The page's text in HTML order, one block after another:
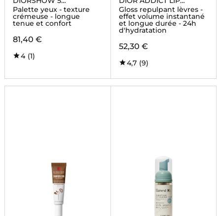
COULEURS
Palette yeux - texture
crémeuse - longue
tenue et confort
81,40 €
4 (1)
MAXIMIZER
Gloss repulpant lèvres -
effet volume instantané
et longue durée - 24h
d'hydratation
52,30 €
4,7 (9)